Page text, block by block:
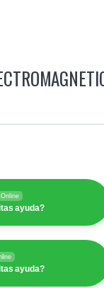
Online
ayuda?
ayuda?